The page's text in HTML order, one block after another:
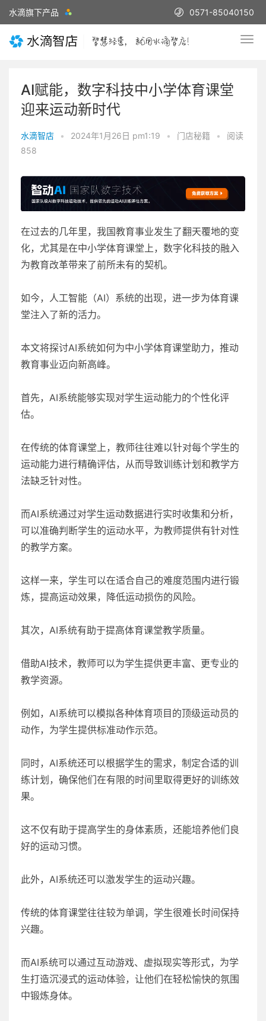
水滴旗下产品 0571-85040150
AI赋能，数字科技中小学体育课堂
迎来运动新时代
水滴智店 • 2024年1月26日 pm1:19 • 门店秘籍 •
阅读
858
在过去的几年里，我国教育事业发生了翻天覆地的变
化，尤其是在中小学体育课堂上，数字化科技的融入
为教育改革带来了前所未有的契机。
如今，人工智能（AI）系统的出现，进一步为体育课
堂注入了新的活力。
本文将探讨AI系统如何为中小学体育课堂助力，推动
教育事业迈向新高峰。
首先，AI系统能够实现对学生运动能力的个性化评
估。
在传统的体育课堂上，教师往往难以针对每个学生的
运动能力进行精确评估，从而导致训练计划和教学方
法缺乏针对性。
而AI系统通过对学生运动数据进行实时收集和分析，
可以准确判断学生的运动水平，为教师提供有针对性
的教学方案。
这样一来，学生可以在适合自己的难度范围内进行锻
炼，提高运动效果，降低运动损伤的风险。
其次，AI系统有助于提高体育课堂教学质量。
借助AI技术，教师可以为学生提供更丰富、更专业的
教学资源。
例如，AI系统可以模拟各种体育项目的顶级运动员的
动作，为学生提供标准动作示范。
同时，AI系统还可以根据学生的需求，制定合适的训
练计划，确保他们在有限的时间里取得更好的训练效
果。
这不仅有助于提高学生的身体素质，还能培养他们良
好的运动习惯。
此外，AI系统还可以激发学生的运动兴趣。
传统的体育课堂往往较为单调，学生很难长时间保持
兴趣。
而AI系统可以通过互动游戏、虚拟现实等形式，为学
生打造沉浸式的运动体验，让他们在轻松愉快的氛围
中锻炼身体。